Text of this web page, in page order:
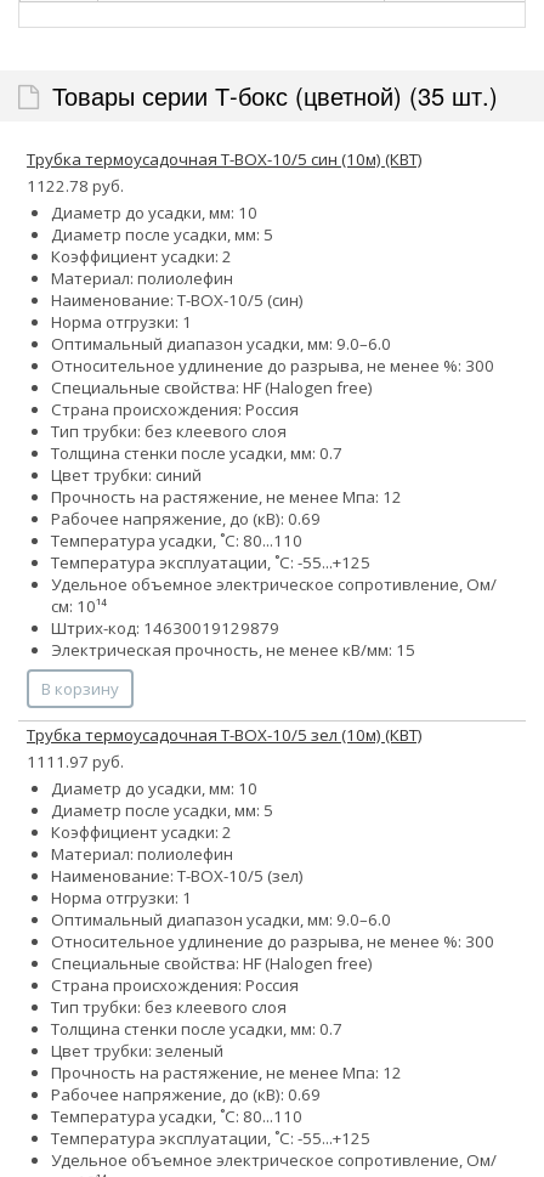
Товары серии Т-бокс (цветной) (35 шт.)
Трубка термоусадочная Т-BOX-10/5 син (10м) (КВТ)
1122.78 руб.
Диаметр до усадки, мм: 10
Диаметр после усадки, мм: 5
Коэффициент усадки: 2
Материал: полиолефин
Наименование: Т-BOX-10/5 (син)
Норма отгрузки: 1
Оптимальный диапазон усадки, мм: 9.0–6.0
Относительное удлинение до разрыва, не менее %: 300
Специальные свойства: HF (Halogen free)
Страна происхождения: Россия
Тип трубки: без клеевого слоя
Толщина стенки после усадки, мм: 0.7
Цвет трубки: синий
Прочность на растяжение, не менее Мпа: 12
Рабочее напряжение, до (кВ): 0.69
Температура усадки, ˚С: 80...110
Температура эксплуатации, ˚С: -55...+125
Удельное объемное электрическое сопротивление, Ом/
см: 10¹⁴
Штрих-код: 14630019129879
Электрическая прочность, не менее кВ/мм: 15
В корзину
Трубка термоусадочная Т-BOX-10/5 зел (10м) (КВТ)
1111.97 руб.
Диаметр до усадки, мм: 10
Диаметр после усадки, мм: 5
Коэффициент усадки: 2
Материал: полиолефин
Наименование: Т-BOX-10/5 (зел)
Норма отгрузки: 1
Оптимальный диапазон усадки, мм: 9.0–6.0
Относительное удлинение до разрыва, не менее %: 300
Специальные свойства: HF (Halogen free)
Страна происхождения: Россия
Тип трубки: без клеевого слоя
Толщина стенки после усадки, мм: 0.7
Цвет трубки: зеленый
Прочность на растяжение, не менее Мпа: 12
Рабочее напряжение, до (кВ): 0.69
Температура усадки, ˚С: 80...110
Температура эксплуатации, ˚С: -55...+125
Удельное объемное электрическое сопротивление, Ом/